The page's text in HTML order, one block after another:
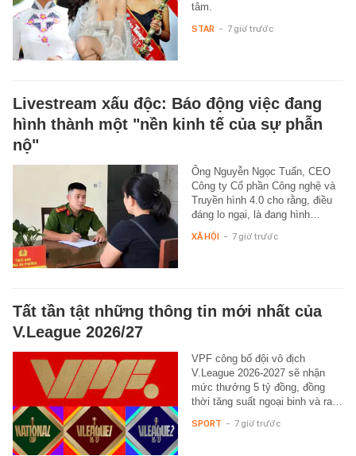
tâm.
STAR - 7 giờ trước
Livestream xấu độc: Báo động việc đang
hình thành một "nền kinh tế của sự phẫn
nộ"
Ông Nguyễn Ngọc Tuấn, CEO
Công ty Cổ phần Công nghệ và
Truyền hình 4.0 cho rằng, điều
đáng lo ngại, là đang hình…
XÃ HỘI - 7 giờ trước
Tất tần tật những thông tin mới nhất của
V.League 2026/27
VPF công bố đội vô địch
V.League 2026-2027 sẽ nhận
mức thưởng 5 tỷ đồng, đồng
thời tăng suất ngoại binh và ra…
SPORT - 7 giờ trước